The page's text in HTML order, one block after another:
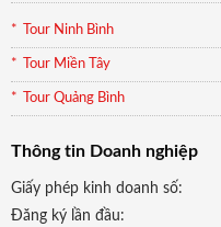
Tour Ninh Bình
Tour Miền Tây
Tour Quảng Bình
Thông tin Doanh nghiệp
Giấy phép kinh doanh số:
Đăng ký lần đầu: